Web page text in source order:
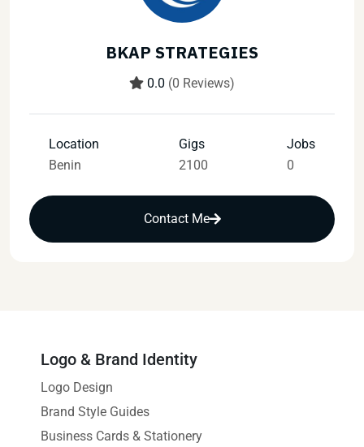
BKAP STRATEGIES
0.0 (0 Reviews)
Location
Benin
Gigs
2100
Jobs
0
Contact Me
Logo & Brand Identity
Logo Design
Brand Style Guides
Business Cards & Stationery